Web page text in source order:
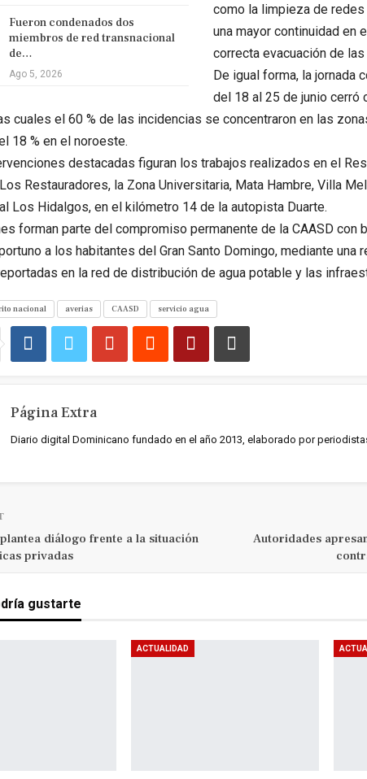
Fueron condenados dos
miembros de red transnacional
de…
Ago 5, 2026
como la limpieza de
una mayor continuidad en
correcta evacuación de
De igual forma, la jornada
del 18 al 25 de junio cerró
cuales el 60 % de las incidencias se concentraron en las
18 % en el noroeste.
destacadas figuran los trabajos realizados en el
Restauradores, la Zona Universitaria, Mata Hambre, Villa
Los Hidalgos, en el kilómetro 14 de la autopista Duarte.
forman parte del compromiso permanente de la CAASD con
a los habitantes del Gran Santo Domingo, mediante una
en la red de distribución de agua potable y las
nacional averias CAASD servicio agua
Página Extra
Diario digital Dominicano fundado en el año 2013, elaborado por
diálogo frente a la situación
privadas
Autoridades
gustarte
ACTUALIDAD